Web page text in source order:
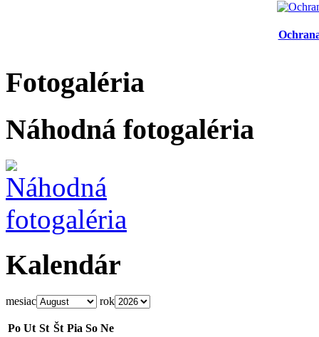
Fotogaléria
Náhodná fotogaléria
Kalendár
mesiac rok
Po Ut St Št Pia So Ne